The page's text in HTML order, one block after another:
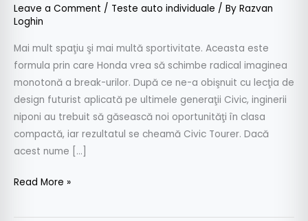
Leave a Comment / Teste auto individuale / By Razvan
Loghin
Mai mult spaţiu şi mai multă sportivitate. Aceasta este
formula prin care Honda vrea să schimbe radical imaginea
monotonă a break-urilor. După ce ne-a obişnuit cu lecţia de
design futurist aplicată pe ultimele generaţii Civic, inginerii
niponi au trebuit să găsească noi oportunităţi în clasa
compactă, iar rezultatul se cheamă Civic Tourer. Dacă
acest nume […]
Read More »